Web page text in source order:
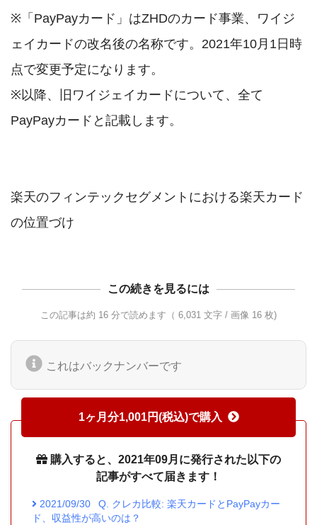
※「PayPayカード」はZHDのカード事業、ワイジ
ェイカードの改名後の名称です。2021年10月1日時
点で変更予定になります。
※以降、旧ワイジェイカードについて、全て
PayPayカードと記載します。
楽天のフィンテックセグメントにおける楽天カード
この続きを見るには
この記事は約 16 分で読めます（ 6,031 文字 / 画像 16 枚)
これはバックナンバーです
1ヶ月分1,001円(税込)で購入
購入すると、2021年09月に発行された以下の
記事がすべて届きます！
2021/09/30
Q. クレカ比較: 楽天カードとPayPayカー
ド、収益性が高いのは？